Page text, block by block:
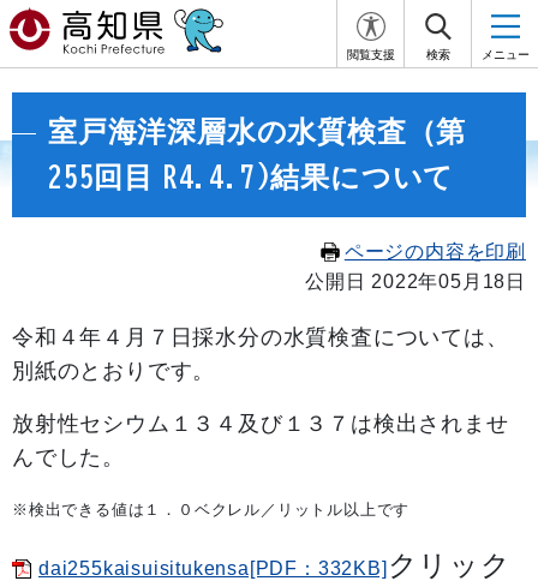
閲覧支援 検索 メニュー
室戸海洋深層水の水質検査（第
255回目 R4.4.7)結果について
ページの内容を印刷
公開日 2022年05月18日
令和４年４月７日採水分の水質検査については、
別紙のとおりです。
放射性セシウム１３４及び１３７は検出されませ
んでした。
※検出できる値は１．０ベクレル／リットル以上です
dai255kaisuisitukensa[PDF：332KB] クリック